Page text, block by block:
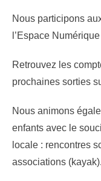
Nous participons
l’Espace
Retrouvez les
prochaines sorties
Nous animons
enfants avec le
locale : rencontres
associations (kayak).